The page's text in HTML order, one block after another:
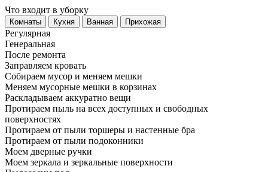
Что входит в уборку
Регу­лярная
Гене­ральная
После ремонта
Заправляем кровать
Собираем мусор и меняем мешки
Меняем мусорные мешки в корзинах
Раскладываем аккуратно вещи
Протираем пыль на всех доступных и свободных
поверхностях
Протираем от пыли торшеры и настенные бра
Протираем от пыли подоконники
Моем дверные ручки
Моем зеркала и зеркальные поверхности